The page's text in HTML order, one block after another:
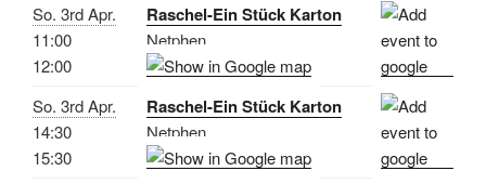
So. 3rd Apr.
11:00
12:00
Raschel-Ein Stück Karton
Netphen
So. 3rd Apr.
14:30
15:30
Raschel-Ein Stück Karton
Netphen